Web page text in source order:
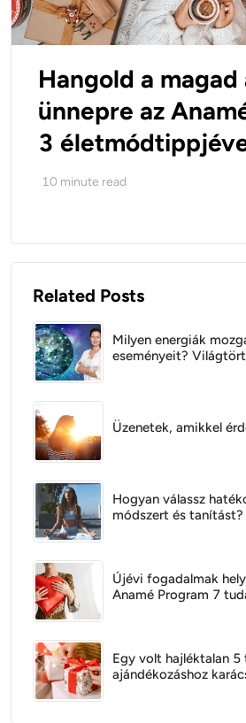
Hangold a magad
ünnepre az
3
10 minute read
Related Posts
Milyen energiák
eseményeit?
Üzenetek, amikkel
Hogyan válassz
módszert és tanítást?
Újévi fogadalmak
Anamé Program 7
Egy volt hajléktalan
ajándékozáshoz